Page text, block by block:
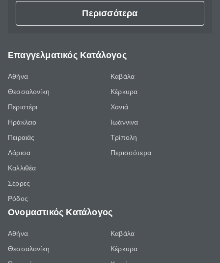
Περισσότερα
Επαγγελματικός Κατάλογος
Αθήνα
Θεσσαλονίκη
Περιστέρι
Ηράκλειο
Πειραιάς
Λάρισα
Καλλιθέα
Σέρρες
Ρόδος
Καβάλα
Κέρκυρα
Χανιά
Ιωάννινα
Τρίπολη
Περισσότερα
Ονομαστικός Κατάλογος
Αθήνα
Θεσσαλονίκη
Καβάλα
Κέρκυρα